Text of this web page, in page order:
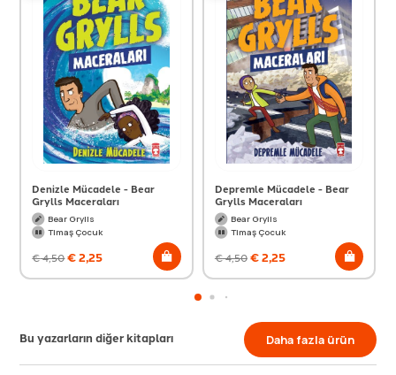
Denizle Mücadele - Bear
Grylls Maceraları
Bear Grylls
Timaş Çocuk
€4,50€2,25
Depremle Mücadele - Bear
Grylls Maceraları
Bear Grylls
Timaş Çocuk
€4,50€2,25
Bu yazarların diğer kitapları Daha fazla ürün